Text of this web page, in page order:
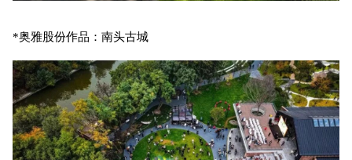
*奥雅股份作品：南头古城